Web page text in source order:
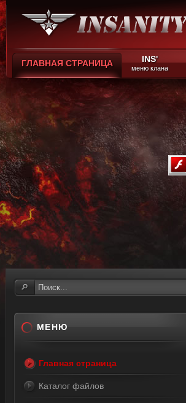
ГЛАВНАЯ СТРАНИЦА INS'
меню клана
МЕНЮ
Главная страница
Каталог файлов